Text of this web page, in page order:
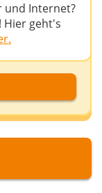
und Internet?
Hier geht's
Antwort